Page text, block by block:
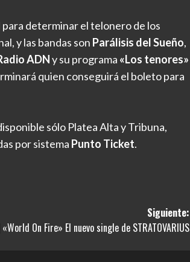
determinar el telonero de los
y las bandas son Parálisis del Sueño,
ADNy su programa «Los tenores»
quien conseguirá el boleto para
sólo Platea Alta y Tribuna,
por sistema Punto Ticket.
Siguiente:
«World On Fire» El nuevo single de STRATOVARIUS